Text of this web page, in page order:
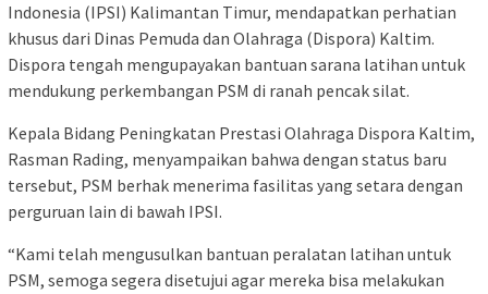
Indonesia (IPSI) Kalimantan Timur, mendapatkan perhatian
khusus dari Dinas Pemuda dan Olahraga (Dispora) Kaltim.
Dispora tengah mengupayakan bantuan sarana latihan untuk
mendukung perkembangan PSM di ranah pencak silat.
Kepala Bidang Peningkatan Prestasi Olahraga Dispora Kaltim,
Rasman Rading, menyampaikan bahwa dengan status baru
tersebut, PSM berhak menerima fasilitas yang setara dengan
perguruan lain di bawah IPSI.
“Kami telah mengusulkan bantuan peralatan latihan untuk
PSM, semoga segera disetujui agar mereka bisa melakukan